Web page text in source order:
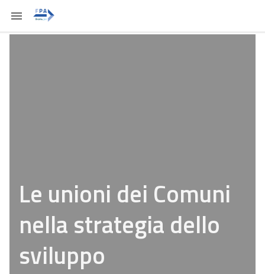
Le unioni dei Comuni
nella strategia dello
sviluppo